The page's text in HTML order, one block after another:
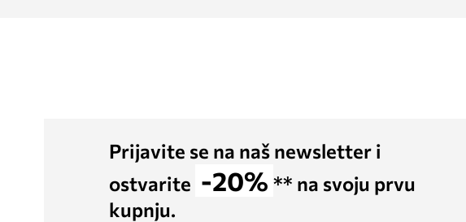
Prijavite se na naš newsletter i
ostvarite -20% ** na svoju prvu
kupnju.